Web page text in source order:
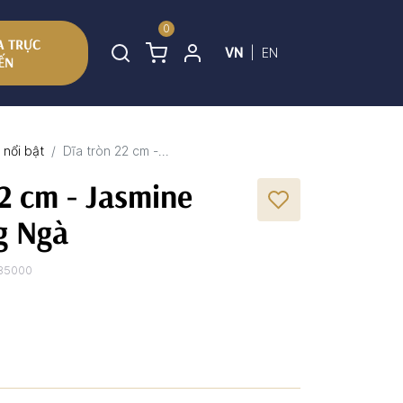
TRỰC
0
VN EN
nổi bật Dĩa tròn 22 cm -...
cm - Jasmine
Ngà